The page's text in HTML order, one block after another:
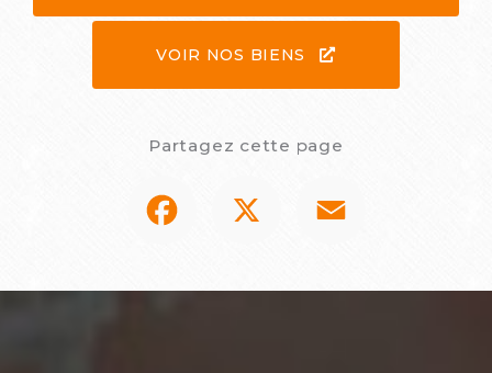
VOIR NOS BIENS
Partagez cette page